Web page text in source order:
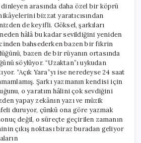
arasında daha özel bir köprü
bizzat yaratıcısından
de keyifli. Göksel, şarkıları
hâlâ bu kadar sevildiğini yeniden
bahsederken bazen bir fikrin
bazen de bir rüyanın ortasında
söylüyor. “Uzaktan”ı uykudan
“Açık Yara”yı ise neredeyse 24 saat
Şarkı yazmanın kendisi için
o yaratım hâlini çok sevdiğini
yapay zekânın yazı ve müzik
duruyor, çünkü ona göre yazmak
değil, o süreçte geçirilen zamanın
çıkış noktası biraz buradan geliyor